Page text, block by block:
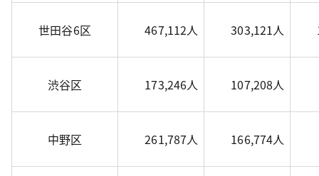
世田谷6区 467,112人 303,121人
渋谷区 173,246人 107,208人
中野区 261,787人 166,774人